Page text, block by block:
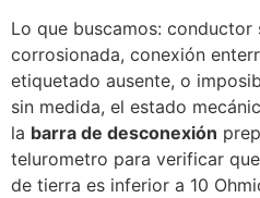
Lo que buscamos: conductor
corrosionada, conexión
etiquetado ausente, o
sin medida, el estado
la barra de desconexión
telurometro para verificar
de tierra es inferior a 10